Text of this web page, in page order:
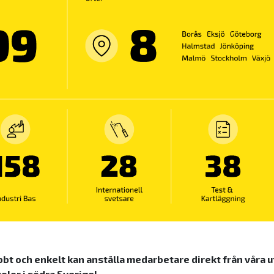
och enkelt kan anställa medarbetare direkt från våra